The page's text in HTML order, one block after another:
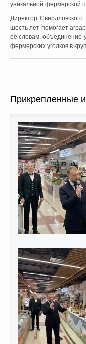
уникальной фермерской
Директор
шесть лет помогает
её словам, объединение
фермерских уголков в
Прикрепленные